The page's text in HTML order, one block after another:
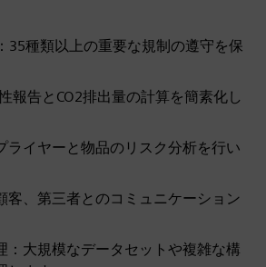
35種類以上の重要な規制の遵守を保
報告とCO2排出量の計算を簡素化し
ライヤーと物品のリスク分析を行い
客、第三者とのコミュニケーション
：大規模なデータセットや複雑な構